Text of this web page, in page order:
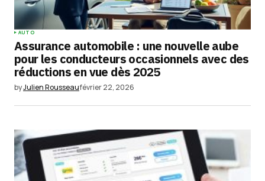
AUTO
Assurance automobile : une nouvelle aube
pour les conducteurs occasionnels avec des
réductions en vue dès 2025
byJulien Rousseaufévrier 22, 2026